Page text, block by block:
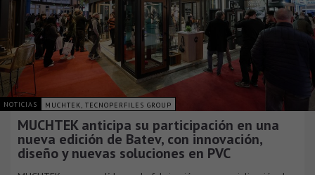
NOTICIAS MUCHTEK, TECNOPERFILES GROUP
MUCHTEK anticipa su participación en una
nueva edición de Batev, con innovación,
diseño y nuevas soluciones en PVC